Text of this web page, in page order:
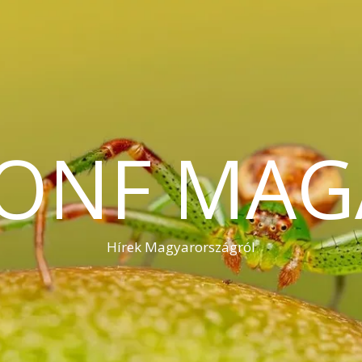
Hírek Magyarországról